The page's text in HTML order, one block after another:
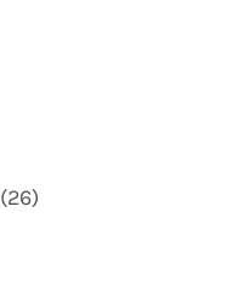
(26)